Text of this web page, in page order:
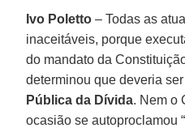
Ivo Poletto – Todas as
inaceitáveis, porque
do mandato da
determinou que deveria
Pública da Dívida. Nem o
ocasião se autoproclamou